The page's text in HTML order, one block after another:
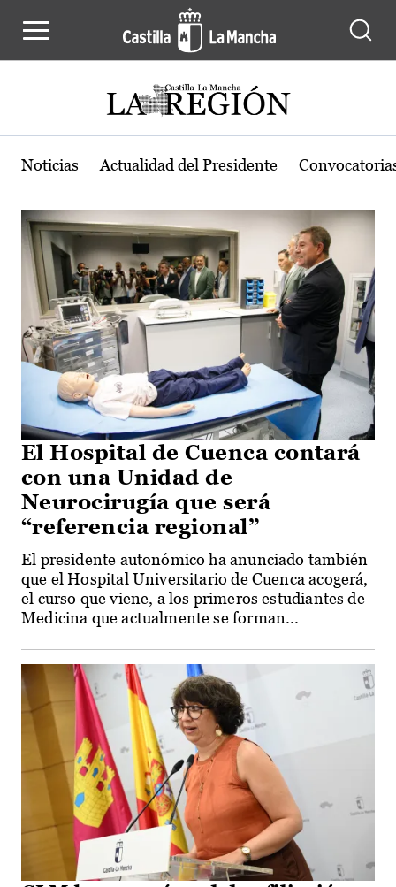
Actualidad de la región de Castilla-
Noticias Actualidad del Presidente
El Hospital de Cuenca contará
con una Unidad de
Neurocirugía que será
“referencia regional”
El presidente autonómico ha anunciado también
que el Hospital Universitario de Cuenca acogerá,
el curso que viene, a los primeros estudiantes de
Medicina que actualmente se forman...